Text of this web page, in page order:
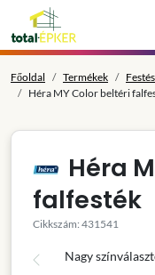
Főoldal Termékek Festés
Héra MY Color beltéri
Héra
falfesték
Cikkszám: 431541
Nagy